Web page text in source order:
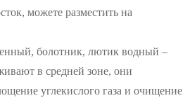
можете разместить на
болотник, лютик водный –
в средней зоне, они
углекислого газа и очищение